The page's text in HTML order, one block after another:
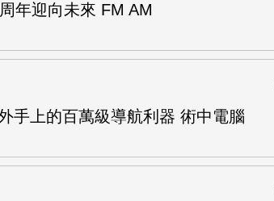
年迎向未來 FM AM
手上的百萬級導航利器 術中電腦